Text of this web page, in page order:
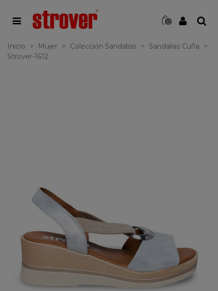
0
Inicio > Mujer > Colección Sandalias > Sandalias Cuña
>
Strover-1612